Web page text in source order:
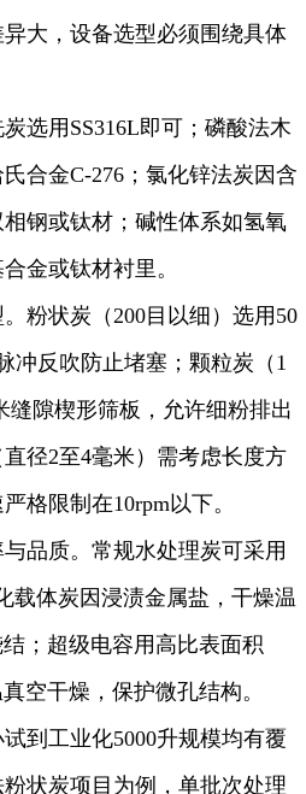
大，设备选型必须围绕具体
选用SS316L即可；磷酸法木
合金C-276；氯化锌法炭因含
钢或钛材；碱性体系如氢氧
金或钛材衬里。
粉状炭（200目以细）选用50
冲反吹防止堵塞；颗粒炭（1
缝隙楔形筛板，允许细粉排出
径2至4毫米）需考虑长度方
格限制在10rpm以下。
品质。常规水处理炭可采用
载体炭因浸渍金属盐，干燥温
；超级电容用高比表面积
空干燥，保护微孔结构。
到工业化5000升规模均有覆
状炭项目为例，单批次处理